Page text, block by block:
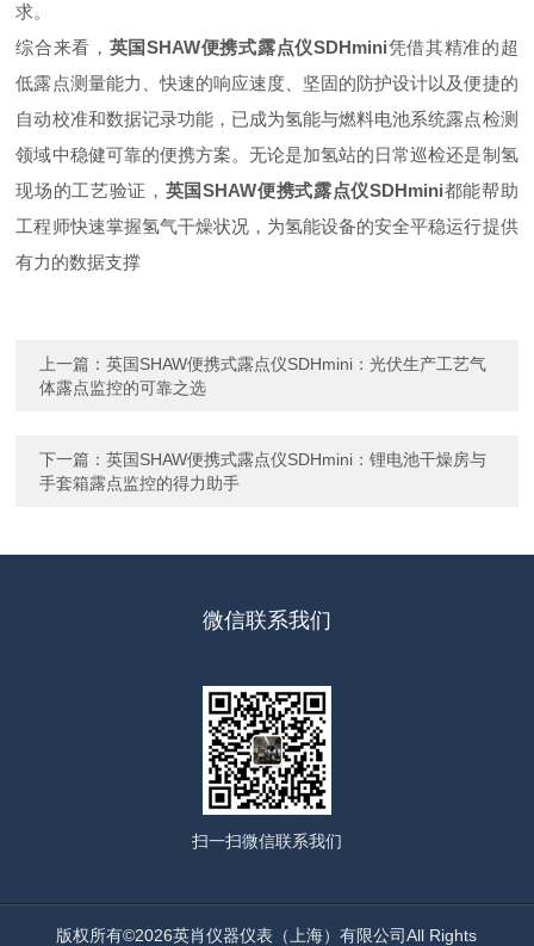
求。
综合来看， 英国SHAW便携式露点仪SDHmini凭借其精准的超
低露点测量能力、快速的响应速度、坚固的防护设计以及便捷的
自动校准和数据记录功能，已成为氢能与燃料电池系统露点检测
领域中稳健可靠的便携方案。无论是加氢站的日常巡检还是制氢
现场的工艺验证， 英国SHAW便携式露点仪SDHmini都能帮助
工程师快速掌握氢气干燥状况，为氢能设备的安全平稳运行提供
有力的数据支撑
上一篇：英国SHAW便携式露点仪SDHmini：光伏生产工艺气
体露点监控的可靠之选
下一篇：英国SHAW便携式露点仪SDHmini：锂电池干燥房与
手套箱露点监控的得力助手
微信联系我们
扫一扫微信联系我们
版权所有©2026英肖仪器仪表（上海）有限公司All Rights